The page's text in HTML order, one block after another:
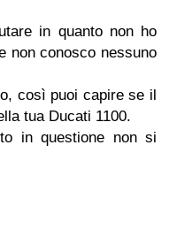
in quanto non ho
non conosco nessuno
così puoi capire se il
tua Ducati 1100.
in questione non si